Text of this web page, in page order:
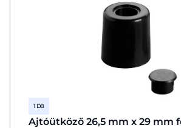
1 DB
Ajtóütköző 26,5 mm x 29 mm